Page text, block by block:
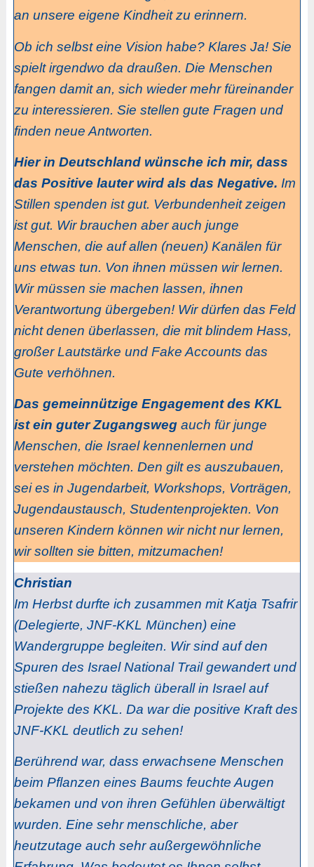
an unsere eigene Kindheit zu erinnern.
Ob ich selbst eine Vision habe? Klares Ja! Sie
spielt irgendwo da draußen. Die Menschen
fangen damit an, sich wieder mehr füreinander
zu interessieren. Sie stellen gute Fragen und
finden neue Antworten.
Hier in Deutschland wünsche ich mir, dass
das Positive lauter wird als das Negative. Im
Stillen spenden ist gut. Verbundenheit zeigen
ist gut. Wir brauchen aber auch junge
Menschen, die auf allen (neuen) Kanälen für
uns etwas tun. Von ihnen müssen wir lernen.
Wir müssen sie machen lassen, ihnen
Verantwortung übergeben! Wir dürfen das Feld
nicht denen überlassen, die mit blindem Hass,
großer Lautstärke und Fake Accounts das
Gute verhöhnen.
Das gemeinnützige Engagement des KKL
ist ein guter Zugangswegauch für junge
Menschen, die Israel kennenlernen und
verstehen möchten. Den gilt es auszubauen,
sei es in Jugendarbeit, Workshops, Vorträgen,
Jugendaustausch, Studentenprojekten. Von
unseren Kindern können wir nicht nur lernen,
wir sollten sie bitten, mitzumachen!
Christian
Im Herbst durfte ich zusammen mit Katja Tsafrir
(Delegierte, JNF-KKL München) eine
Wandergruppe begleiten. Wir sind auf den
Spuren des Israel National Trail gewandert und
stießen nahezu täglich überall in Israel auf
Projekte des KKL. Da war die positive Kraft des
JNF-KKL deutlich zu sehen!
Berührend war, dass erwachsene Menschen
beim Pflanzen eines Baums feuchte Augen
bekamen und von ihren Gefühlen überwältigt
wurden. Eine sehr menschliche, aber
heutzutage auch sehr außergewöhnliche